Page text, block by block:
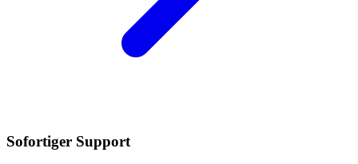
Sofortiger Support